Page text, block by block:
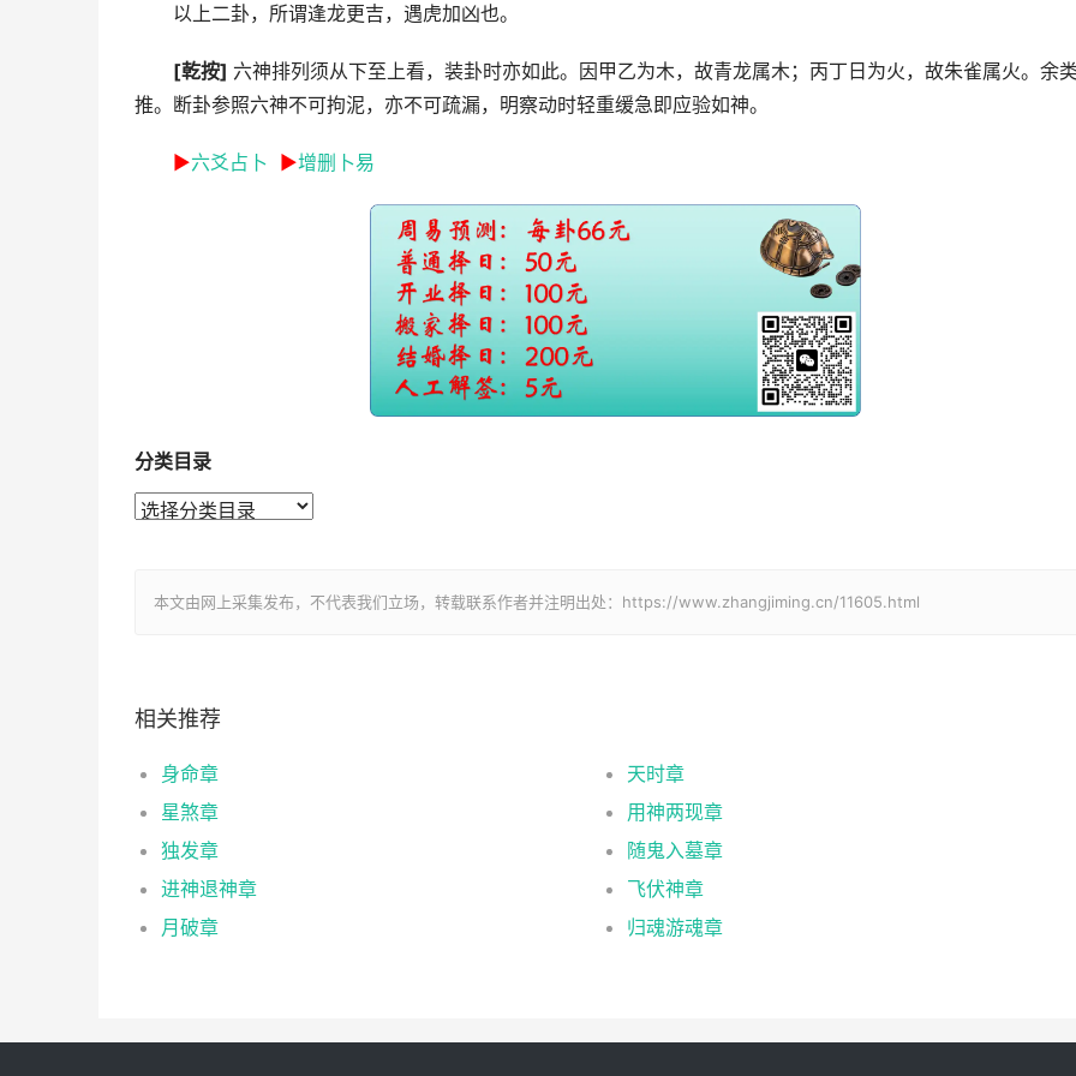
以上二卦，所谓逢龙更吉，遇虎加凶也。
[乾按] 六神排列须从下至上看，装卦时亦如此。因甲乙为木，故青龙属木；丙丁日为火，故朱雀属火。余
推。断卦参照六神不可拘泥，亦不可疏漏，明察动时轻重缓急即应验如神。
►六爻占卜 ►增删卜易
分类目录
本文由网上采集发布，不代表我们立场，转载联系作者并注明出处：https://www.zhangjiming.cn/11605.html
相关推荐
身命章
天时章
星煞章
用神两现章
独发章
随鬼入墓章
进神退神章
飞伏神章
月破章
归魂游魂章